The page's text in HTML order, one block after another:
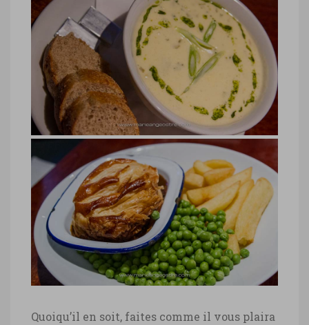
cuisine Écosse, saumon fumé
cuisine Écosse, saumon fumé © Marie-
Ange Ostré
cuisine Écosse, soupe Cullen Skink
cuisine Écosse, soupe Cullen Skink ©
Marie-Ange Ostré
Quoiqu’il en soit, faites comme il vous plaira